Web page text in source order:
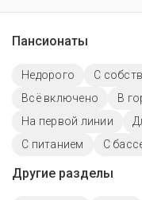
Пансионаты
Недорого С
Всё включено
В
На первой линии
С питанием
C
Другие разделы